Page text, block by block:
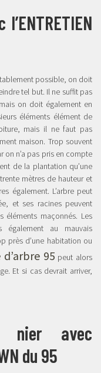
possible, on doit
tel but. Il ne suffit pas
on doit également en
éléments élément de
mais il ne faut pas
maison. Trop souvent
on n’a pas pris en compte
de la plantation qu’une
mètres de hauteur et
également. L’arbre peut
et ses racines peuvent
éléments maçonnés. Les
au mauvais
près d’une habitation ou
95 peut alors
Et si cas devrait arriver,
nier avec
du 95